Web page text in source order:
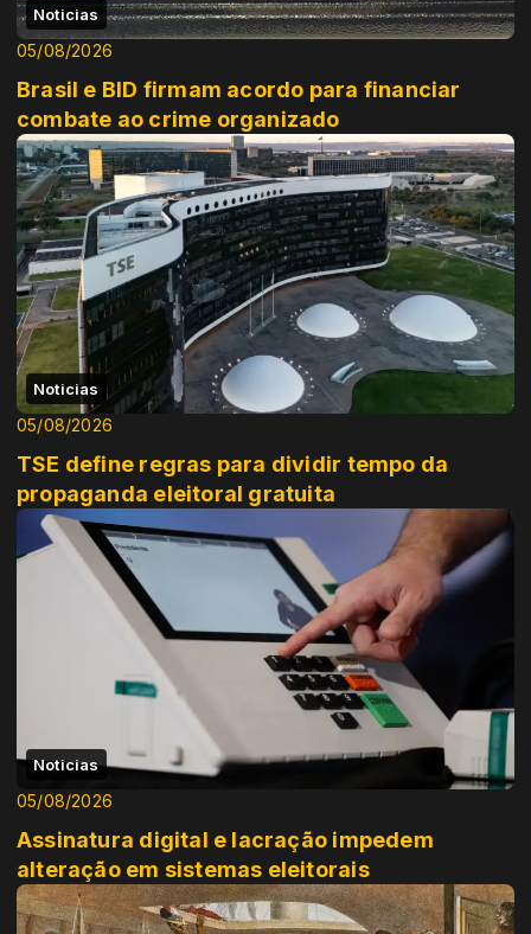
Noticias
05/08/2026
Brasil e BID firmam acordo para financiar
combate ao crime organizado
Noticias
05/08/2026
TSE define regras para dividir tempo da
propaganda eleitoral gratuita
Noticias
05/08/2026
Assinatura digital e lacração impedem
alteração em sistemas eleitorais